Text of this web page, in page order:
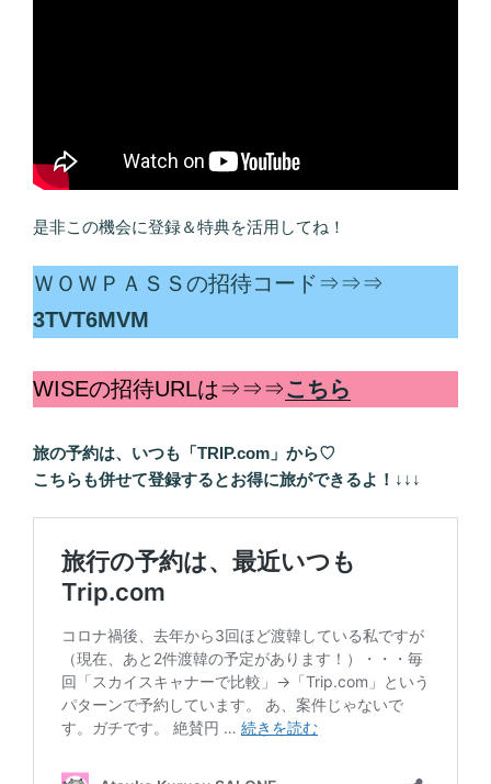
是非この機会に登録＆特典を活用してね！
ＷＯＷＰＡＳＳの招待コード⇒⇒⇒
3TVT6MVM
WISEの招待URLは⇒⇒⇒こちら
旅の予約は、いつも「TRIP.com」から♡
こちらも併せて登録するとお得に旅ができるよ！ ↓↓↓